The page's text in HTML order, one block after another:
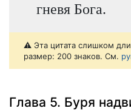
гневя Бога.
⚠️ Эта цитата слишком
размер: 200 знаков. См.
Глава 5. Буря